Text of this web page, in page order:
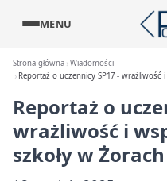
MENU
Strona główna Wiadomości
Reportaż o uczennicy SP17 - wrażliwość
Reportaż o
wrażliwość i
szkoły w Żorach